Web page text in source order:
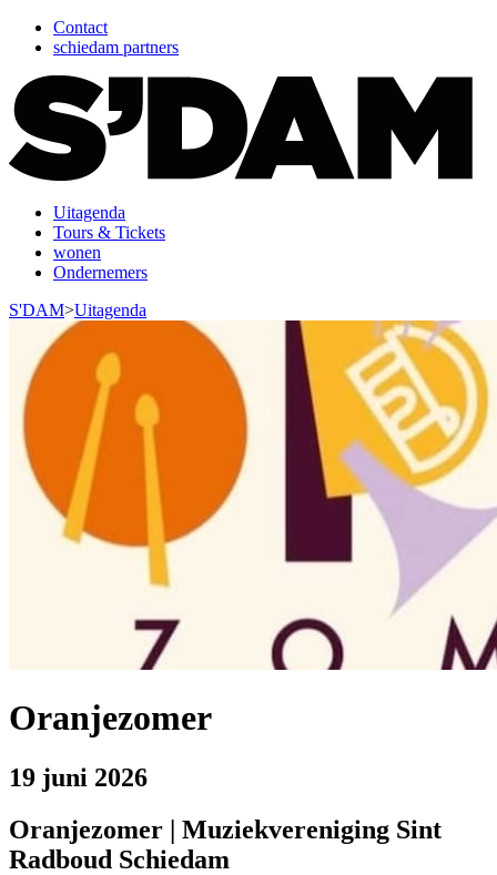
Contact
schiedam partners
Uitagenda
Tours & Tickets
wonen
Ondernemers
S'DAM>Uitagenda
Oranjezomer
19 juni 2026
Oranjezomer | Muziekvereniging Sint
Radboud Schiedam